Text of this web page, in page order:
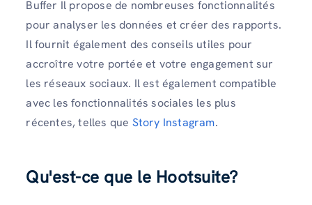
Buffer Il propose de nombreuses fonctionnalités
pour analyser les données et créer des rapports.
Il fournit également des conseils utiles pour
accroître votre portée et votre engagement sur
les réseaux sociaux. Il est également compatible
avec les fonctionnalités sociales les plus
récentes, telles que Story Instagram.
Qu'est-ce que le Hootsuite?